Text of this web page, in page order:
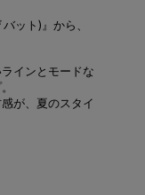
ット)』から、
インとモードな
が、夏のスタイ